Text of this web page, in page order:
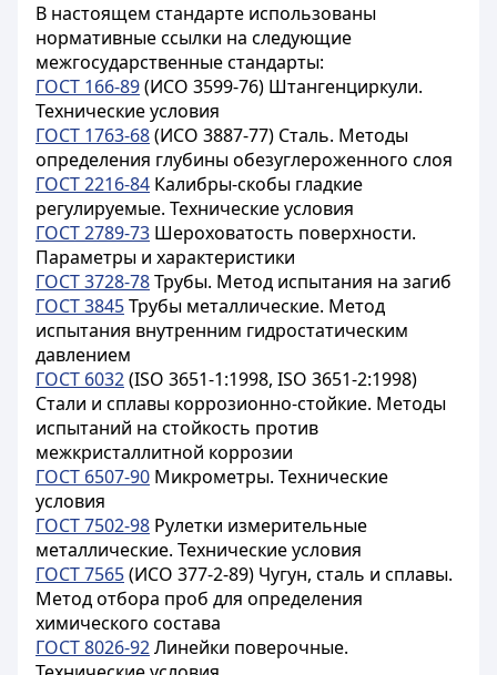
В настоящем стандарте использованы
нормативные ссылки на следующие
межгосударственные стандарты:
ГОСТ 166-89(ИСО 3599-76) Штангенциркули.
Технические условия
ГОСТ 1763-68(ИСО 3887-77) Сталь. Методы
определения глубины обезуглероженного слоя
ГОСТ 2216-84 Калибры-скобы гладкие
регулируемые. Технические условия
ГОСТ 2789-73 Шероховатость поверхности.
Параметры и характеристики
ГОСТ 3728-78Трубы. Метод испытания на загиб
ГОСТ 3845Трубы металлические. Метод
испытания внутренним гидростатическим
давлением
ГОСТ 6032(ISO 3651-1:1998, ISO 3651-2:1998)
Стали и сплавы коррозионно-стойкие. Методы
испытаний на стойкость против
межкристаллитной коррозии
ГОСТ 6507-90 Микрометры. Технические
условия
ГОСТ 7502-98 Рулетки измерительные
металлические. Технические условия
ГОСТ 7565(ИСО 377-2-89) Чугун, сталь и сплавы.
Метод отбора проб для определения
химического состава
ГОСТ 8026-92Линейки поверочные.